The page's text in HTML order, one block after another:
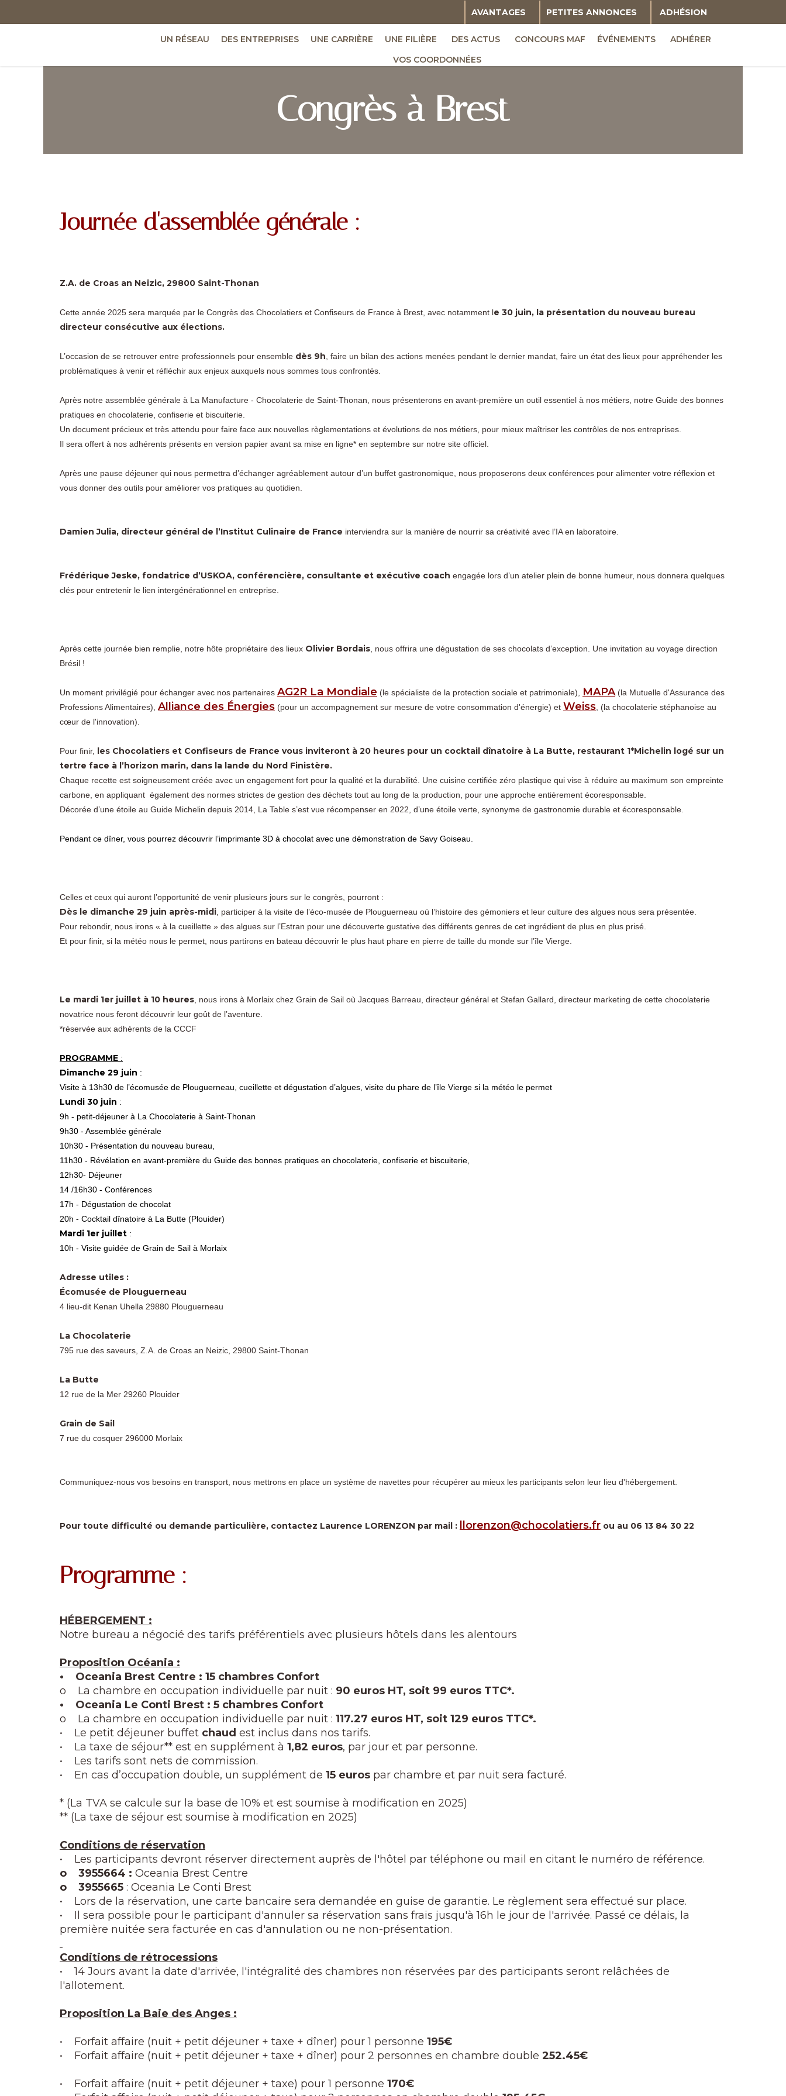
AVANTAGES PETITES ANNONCES ADHÉSION
UN RÉSEAU DES ENTREPRISES UNE CARRIÈRE UNE FILIÈRE DES ACTUS CONCOURS MAF ÉVÉNEMENTS
ADHÉRER
VOS COORDONNÉES
Congrès à Brest
Journée d'assemblée générale :
Z.A. de Croas an Neizic, 29800 Saint-Thonan
Cette année 2025 sera marquée par le Congrès des Chocolatiers et Confiseurs de France à Brest, avec notamment le 30 juin, la présentation du nouveau bureau
directeur consécutive aux élections.
L’occasion de se retrouver entre professionnels pour ensemble dès 9h , faire un bilan des actions menées pendant le dernier mandat, faire un état des lieux pour appréhender les
problématiques à venir et réfléchir aux enjeux auxquels nous sommes tous confrontés.
Après notre assemblée générale à La Manufacture - Chocolaterie de Saint-Thonan, nous présenterons en avant-première un outil essentiel à nos métiers, notre Guide des bonnes
pratiques en chocolaterie, confiserie et biscuiterie.
Un document précieux et très attendu pour faire face aux nouvelles règlementations et évolutions de nos métiers, pour mieux maîtriser les contrôles de nos entreprises.
Il sera offert à nos adhérents présents en version papier avant sa mise en ligne* en septembre sur notre site officiel.
Après une pause déjeuner qui nous permettra d’échanger agréablement autour d’un buffet gastronomique, nous proposerons deux conférences pour alimenter votre réflexion et
vous donner des outils pour améliorer vos pratiques au quotidien.
Damien Julia, directeur général de l’Institut Culinaire de France interviendra sur la manière de nourrir sa créativité avec l’IA en laboratoire.
Frédérique Jeske, fondatrice d’USKOA, conférencière, consultante et exécutive coach engagée lors d’un atelier plein de bonne humeur, nous donnera quelques
clés pour entretenir le lien intergénérationnel en entreprise.
Après cette journée bien remplie, notre hôte propriétaire des lieux Olivier Bordais , nous offrira une dégustation de ses chocolats d’exception. Une invitation au voyage direction
Brésil !
Un moment privilégié pour échanger avec nos partenaires AG2R La Mondiale (le spécialiste de la protection sociale et patrimoniale), MAPA (la Mutuelle d'Assurance des
Professions Alimentaires), Alliance des Énergies (pour un accompagnement sur mesure de votre consommation d'énergie) et Weiss , (la chocolaterie stéphanoise au
cœur de l'innovation).
Pour finir, les Chocolatiers et Confiseurs de France vous inviteront à 20 heures pour un cocktail dînatoire à La Butte, restaurant 1*Michelin logé sur un
tertre face à l’horizon marin, dans la lande du Nord Finistère.
Chaque recette est soigneusement créée avec un engagement fort pour la qualité et la durabilité. Une cuisine certifiée zéro plastique qui vise à réduire au maximum son empreinte
carbone, en appliquant également des normes strictes de gestion des déchets tout au long de la production, pour une approche entièrement écoresponsable.
Décorée d’une étoile au Guide Michelin depuis 2014, La Table s’est vue récompenser en 2022, d’une étoile verte, synonyme de gastronomie durable et écoresponsable.
Pendant ce dîner, vous pourrez découvrir l’imprimante 3D à chocolat avec une démonstration de Savy Goiseau.
Celles et ceux qui auront l’opportunité de venir plusieurs jours sur le congrès, pourront :
Dès le dimanche 29 juin après-midi , participer à la visite de l’éco-musée de Plouguerneau où l’histoire des gémoniers et leur culture des algues nous sera présentée.
Pour rebondir, nous irons « à la cueillette » des algues sur l’Estran pour une découverte gustative des différents genres de cet ingrédient de plus en plus prisé.
Et pour finir, si la météo nous le permet, nous partirons en bateau découvrir le plus haut phare en pierre de taille du monde sur l’île Vierge.
Le mardi 1er juillet à 10 heures , nous irons à Morlaix chez Grain de Sail où Jacques Barreau, directeur général et Stefan Gallard, directeur marketing de cette chocolaterie
novatrice nous feront découvrir leur goût de l’aventure.
*réservée aux adhérents de la CCCF
PROGRAMME :
Dimanche 29 juin :
Visite à 13h30 de l’écomusée de Plouguerneau, cueillette et dégustation d’algues, visite du phare de l’île Vierge si la météo le permet
Lundi 30 juin :
9h - petit-déjeuner à La Chocolaterie à Saint-Thonan
9h30 - Assemblée générale
10h30 - Présentation du nouveau bureau,
11h30 - Révélation en avant-première du Guide des bonnes pratiques en chocolaterie, confiserie et biscuiterie,
12h30- Déjeuner
14 /16h30 - Conférences
17h - Dégustation de chocolat
20h - Cocktail dînatoire à La Butte (Plouider)
Mardi 1er juillet :
10h - Visite guidée de Grain de Sail à Morlaix
Adresse utiles :
Écomusée de Plouguerneau
4 lieu-dit Kenan Uhella 29880 Plouguerneau
La Chocolaterie
795 rue des saveurs, Z.A. de Croas an Neizic, 29800 Saint-Thonan
La Butte
12 rue de la Mer 29260 Plouider
Grain de Sail
7 rue du cosquer 296000 Morlaix
Communiquez-nous vos besoins en transport, nous mettrons en place un système de navettes pour récupérer au mieux les participants selon leur lieu d'hébergement.
Pour toute difficulté ou demande particulière, contactez Laurence LORENZON par mail : llorenzon@chocolatiers.fr ou au 06 13 84 30 22
Programme :
HÉBERGEMENT :
Notre bureau a négocié des tarifs préférentiels avec plusieurs hôtels dans les alentours
Proposition Océania :
• Oceania Brest Centre : 15 chambres Confort
o La chambre en occupation individuelle par nuit : 90 euros HT, soit 99 euros TTC*.
• Oceania Le Conti Brest : 5 chambres Confort
o La chambre en occupation individuelle par nuit : 117.27 euros HT, soit 129 euros TTC*.
• Le petit déjeuner buffet chaud est inclus dans nos tarifs.
• La taxe de séjour** est en supplément à 1,82 euros, par jour et par personne.
• Les tarifs sont nets de commission.
• En cas d’occupation double, un supplément de 15 euros par chambre et par nuit sera facturé.
* (La TVA se calcule sur la base de 10% et est soumise à modification en 2025)
** (La taxe de séjour est soumise à modification en 2025)
Conditions de réservation
• Les participants devront réserver directement auprès de l'hôtel par téléphone ou mail en citant le numéro de référence.
o 3955664 : Oceania Brest Centre
o 3955665 : Oceania Le Conti Brest
• Lors de la réservation, une carte bancaire sera demandée en guise de garantie. Le règlement sera effectué sur place.
• Il sera possible pour le participant d'annuler sa réservation sans frais jusqu'à 16h le jour de l'arrivée. Passé ce délais, la
première nuitée sera facturée en cas d'annulation ou ne non-présentation.
Conditions de rétrocessions
• 14 Jours avant la date d'arrivée, l'intégralité des chambres non réservées par des participants seront relâchées de
l'allotement.
Proposition La Baie des Anges :
• Forfait affaire (nuit + petit déjeuner + taxe + dîner) pour 1 personne 195€
• Forfait affaire (nuit + petit déjeuner + taxe + dîner) pour 2 personnes en chambre double 252.45€
• Forfait affaire (nuit + petit déjeuner + taxe) pour 1 personne 170€